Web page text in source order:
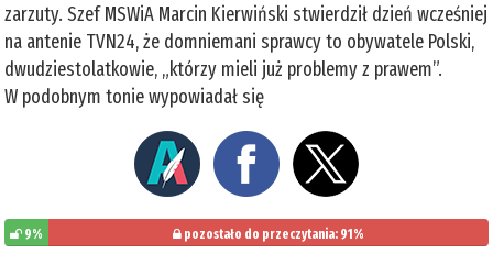
zarzuty. Szef MSWiA Marcin Kierwiński stwierdził dzień wcześniej
na antenie TVN24, że domniemani sprawcy to obywatele Polski,
dwudziestolatkowie, „którzy mieli już problemy z prawem”.
W podobnym tonie wypowiadał się
9% pozostało do przeczytania: 91%